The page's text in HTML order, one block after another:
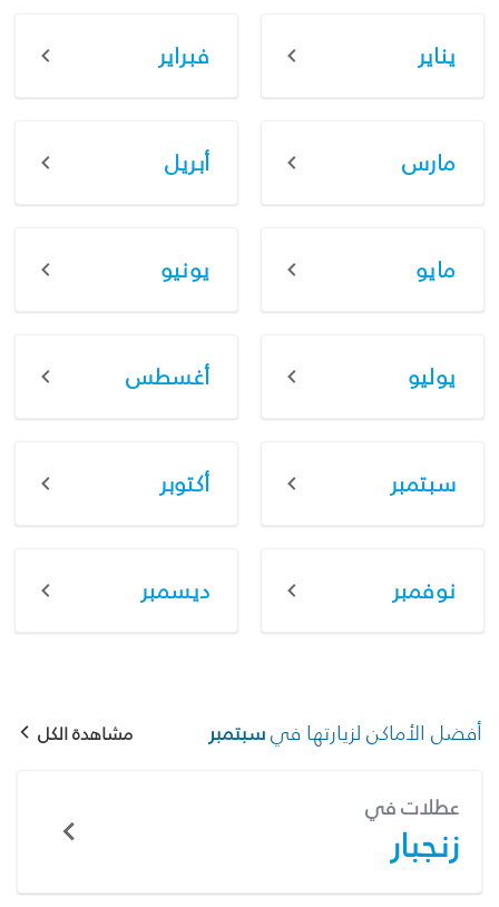
يناير فبراير
مارس أبريل
مايو يونيو
يوليو أغسطس
سبتمبر أكتوبر
نوفمبر ديسمبر
أفضل الأماكن لزيارتها فيسبتمبر مشاهدة الكل
عطلات في
زنجبار